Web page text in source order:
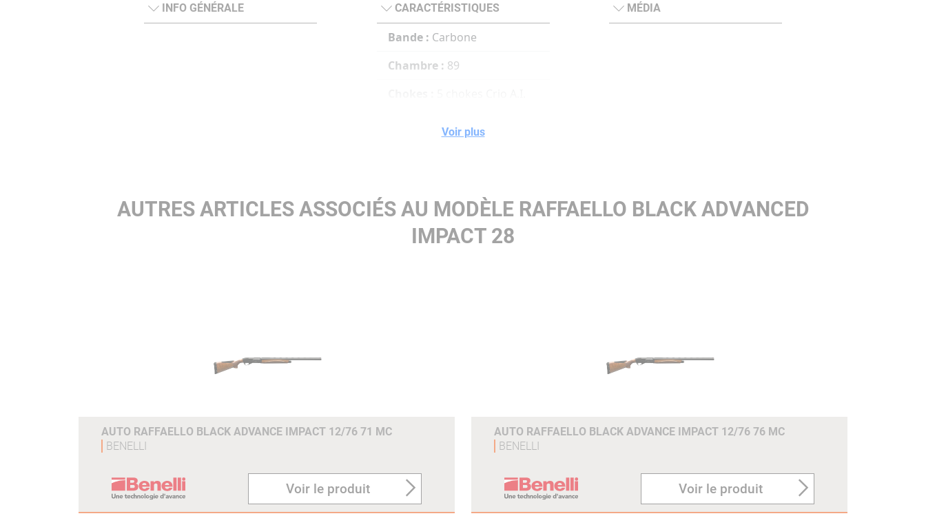
INFO GÉNÉRALE CARACTÉRISTIQUES
Bande : Carbone
Chambre : 89
***/****/ cyl interne)
MÉDIA
Voir plus
AUTRES ARTICLES ASSOCIÉS AU MODÈLE RAFFAELLO BLACK ADVANCED
IMPACT 28
AUTO RAFFAELLO BLACK ADVANCE IMPACT 12/76 71 MC
BENELLI
Voir le produit
AUTO RAFFAELLO BLACK ADVANCE IMPACT 12/76 76 MC
BENELLI
Voir le produit